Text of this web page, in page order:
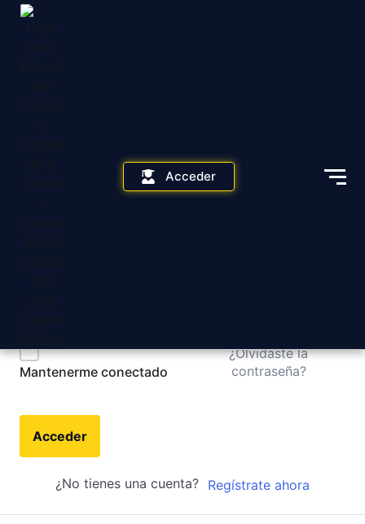
Acceder
¡Hola, bienvenido de nuevo!
Mantenerme conectado
¿Olvidaste la
contraseña?
Acceder
¿No tienes una cuenta? Regístrate ahora